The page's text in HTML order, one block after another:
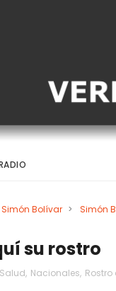
Bolívar > Simón
su rostro
, Nacionales,